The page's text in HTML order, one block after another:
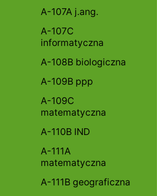
A-107A j.ang.
A-107C
informatyczna
A-108B biologiczna
A-109B ppp
A-109C
matematyczna
A-110B IND
A-111A
matematyczna
A-111B geograficzna